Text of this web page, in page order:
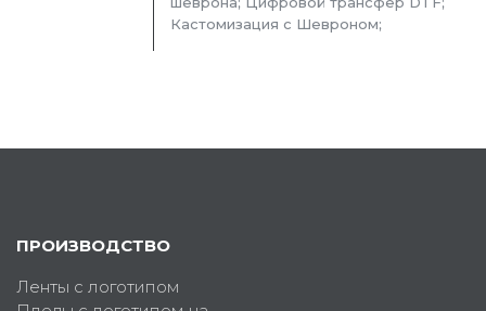
Кастомизация с Шевроном;
ПРОИЗВОДСТВО
Ленты с логотипом